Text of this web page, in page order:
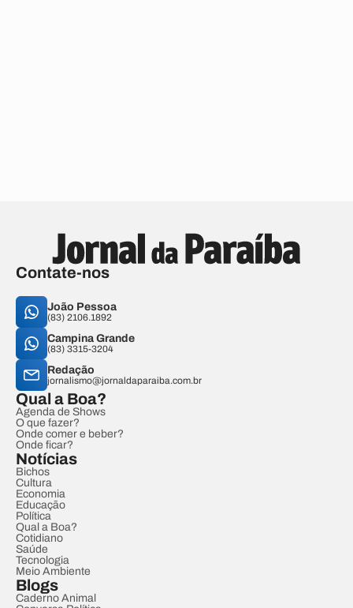
Contate-nos
João Pessoa
(83) 2106.1892
Campina Grande
(83) 3315-3204
Redação
jornalismo@jornaldaparaiba.com.br
Qual a Boa?
Agenda de Shows
O que fazer?
Onde comer e beber?
Onde ficar?
Notícias
Bichos
Cultura
Economia
Educação
Política
Qual a Boa?
Cotidiano
Saúde
Tecnologia
Meio Ambiente
Blogs
Caderno Animal